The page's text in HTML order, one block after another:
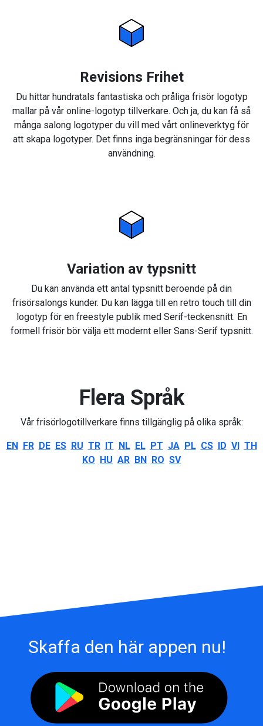
Revisions Frihet
Du hittar hundratals fantastiska och pråliga frisör logotyp
mallar på vår online-logotyp tillverkare. Och ja, du kan få så
många salong logotyper du vill med vårt onlineverktyg för
att skapa logotyper. Det finns inga begränsningar för dess
användning.
Variation av typsnitt
Du kan använda ett antal typsnitt beroende på din
frisörsalongs kunder. Du kan lägga till en retro touch till din
logotyp för en freestyle publik med Serif-teckensnitt. En
formell frisör bör välja ett modernt eller Sans-Serif typsnitt.
Flera Språk
Vår frisörlogotillverkare finns tillgänglig på olika språk:
EN FR DE ES RU TR IT NL EL PT JA PL CS ID VI TH
KO HU AR BN RO SV
Skaffa den här appen nu!